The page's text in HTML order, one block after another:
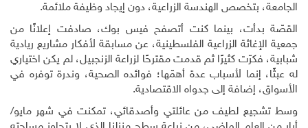
الجامعة، بتخصص الهندسة الزراعية، دون إيجاد وظيفة ملائمة.
القصّة بدأت، بينما كنت أتصفح فيس بوك، صادفت إعلانًا من
جمعية الإغاثة الزراعية الفلسطينية، عن مسابقة لأفكار مشاريع ريادية
شبابية، فكرّت كثيرًا ثم قدمت مقترحًا لزراعة الزنجبيل، لم يكن اختياري
له عبثًا، إنما لأسباب عدة أهمّها؛ فوائده الصحية، وندرة توفره في
الأسواق، إضافة إلى جدواه الاقتصادية.
وسط تشجيع لطيف من عائلتي وأصدقائي، تمكنت في شهر مايو/